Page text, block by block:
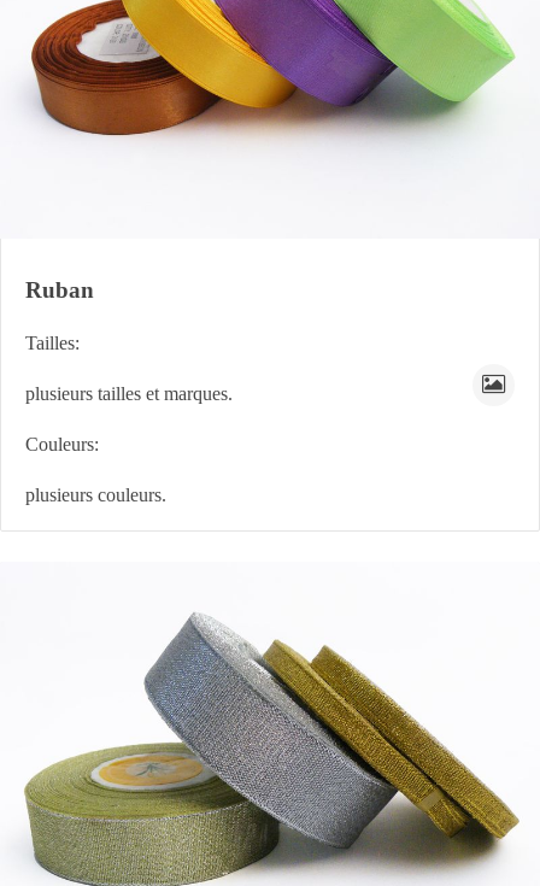
Ruban
Tailles:
plusieurs tailles et marques.
Couleurs:
plusieurs couleurs.